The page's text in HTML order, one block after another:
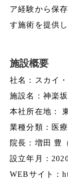
ア経験から保
す施術を提供し
施設概要
社名：スカイ
施設名：神楽
本社所在地：
業種分類：医
院長：増田 豊
設立年月：
WEBサイト：